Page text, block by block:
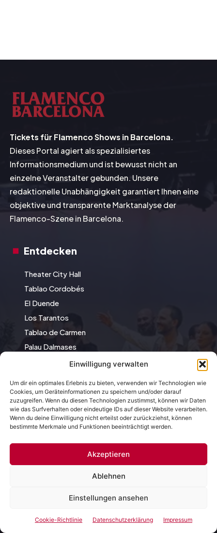
Einwilligung verwalten
Um dir ein optimales Erlebnis zu bieten, verwenden wir Technologien wie
Cookies, um Geräteinformationen zu speichern und/oder darauf
zuzugreifen. Wenn du diesen Technologien zustimmst, können wir Daten
wie das Surfverhalten oder eindeutige IDs auf dieser Website verarbeiten.
Wenn du deine Einwilligung nicht erteilst oder zurückziehst, können
bestimmte Merkmale und Funktionen beeinträchtigt werden.
Akzeptieren
Ablehnen
Einstellungen ansehen
Cookie-Richtlinie Datenschutzerklärung Impressum
Tickets für Flamenco Shows in Barcelona.
Dieses Portal agiert als spezialisiertes
Informationsmedium und ist bewusst nicht an
einzelne Veranstalter gebunden. Unsere
redaktionelle Unabhängigkeit garantiert Ihnen eine
objektive und transparente Marktanalyse der
Flamenco-Szene in Barcelona.
Entdecken
Theater City Hall
Tablao Cordobés
El Duende
Los Tarantos
Tablao de Carmen
Palau Dalmases
Flamenco Laietana
Menü
Über uns
Impressum
Datenschutzerklärung
Authentische Erfahrung